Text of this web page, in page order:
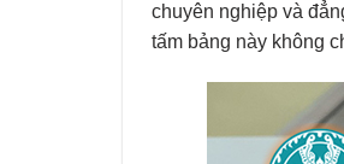
chuyên nghiệp và
tấm bảng này không